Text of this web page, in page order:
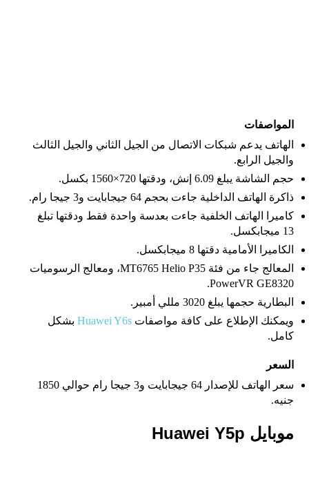
المواصفات
الهاتف يدعم شبكات الاتصال من الجيل الثاني والجيل الثالث
والجيل الرابع.
حجم الشاشة يبلغ 6.09 إنش، ودقتها 720×1560 بكسل.
ذاكرة الهاتف الداخلية جاءت بحجم 64 جيجابايت و3 جيجا رام.
كاميرا الهاتف الخلفية جاءت بعدسة واحدة فقط ودقتها تبلغ
13 ميجابكسل.
الكاميرا الأمامية دقتها 8 ميجابكسل.
المعالج جاء من فئة MT6765 Helio P35، ومعالج الرسوميات
PowerVR GE8320.
البطارية حجمها يبلغ 3020 مللي أمبير.
ويمكنك الإطلاع على كافة مواصفاتHuawei Y6s بشكل
كامل.
السعر
سعر الهاتف للإصدار 64 جيجابايت و3 جيجا رام حوالي 1850
جنيه.
موبايل Huawei Y5p